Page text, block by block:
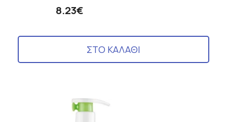
8.23€
ΣΤΟ ΚΑΛΑΘΙ